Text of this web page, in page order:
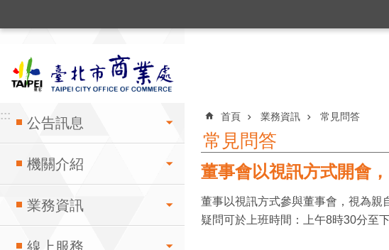
::: 公告訊息
機關介紹
業務資訊
線上服務
:::
首頁 業務資訊 常見問答
常見問答
董事會以視訊方式開會
董事以視訊方式參與董事會，視為親
疑問可於上班時間：上午8時30分至